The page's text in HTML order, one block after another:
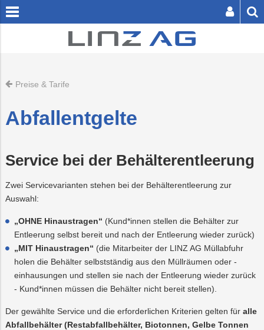
BUTTON SENDET DIE SUCHE AB.
Privatkunden
Zuhause
Abfall
Service
&
Dienstleistungen
Abfalltrennung
&
Recycling
Abfallberatung
Abwasser Kanalanschluss
Erdgas
Wartung
und
der
Gasanlage
Strom
Preise
Tarife
Aktionen
&
Förderungen
Wohnanlage
Unterwegs
Tickets
Tarife
Freizeit
Sauna
Wellness
Eissport
Fitness
&
Kurse
Trauer
Bestattung
Friedhöfe
EIS-
LINZ
AG
Vorteilswelt
Businesskunden
Infrastruktur
Logistik
Mobilität
die
LINZ
AG
Presse
Karriere
Preise & Tarife
Abfallentgelte
Service bei der Behälterentleerung
Zwei Servicevarianten stehen bei der Behälterentleerung zur
Auswahl:
„OHNE Hinaustragen“ (Kund*innen stellen die Behälter zur
Entleerung selbst bereit und nach der Entleerung wieder zurück)
„MIT Hinaustragen“ (die Mitarbeiter der LINZ AG Müllabfuhr
holen die Behälter selbstständig aus den Müllräumen oder -
einhausungen und stellen sie nach der Entleerung wieder zurück
- Kund*innen müssen die Behälter nicht bereit stellen).
Der gewählte Service und die erforderlichen Kriterien gelten für alle
Abfallbehälter (Restabfallbehälter, Biotonnen, Gelbe Tonnen